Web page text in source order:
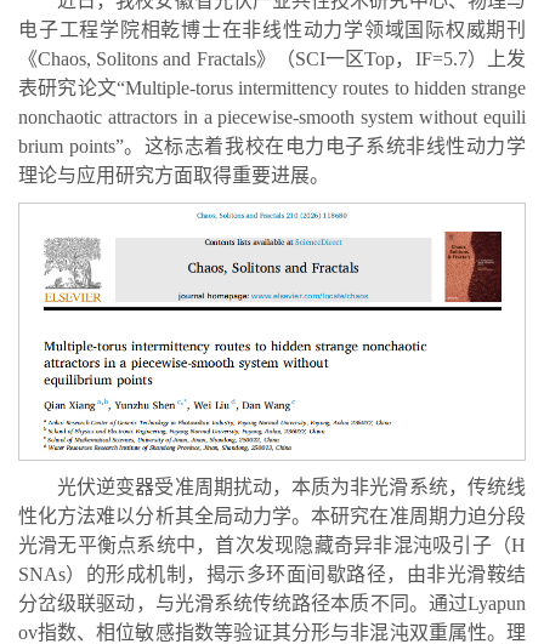
电子工程学院相乾博士在非线性动力学领域国际权威期刊
《Chaos, Solitons and Fractals》（SCI一区Top，IF=5.7）上发
表研究论文“Multiple-torus intermittency routes to hidden strange
nonchaotic attractors in a piecewise-smooth system without equili
brium points”。这标志着我校在电力电子系统非线性动力学
理论与应用研究方面取得重要进展。
光伏逆变器受准周期扰动，本质为非光滑系统，传统线
性化方法难以分析其全局动力学。本研究在准周期力迫分段
光滑无平衡点系统中，首次发现隐藏奇异非混沌吸引子（H
SNAs）的形成机制，揭示多环面间歇路径，由非光滑鞍结
分岔级联驱动，与光滑系统传统路径本质不同。通过Lyapun
ov指数、相位敏感指数等验证其分形与非混沌双重属性。理